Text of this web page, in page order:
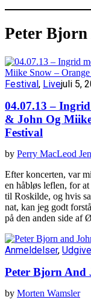
Peter
Festival, Livejuli 5,
04.07.13 –
& John Og
Festival
by Perry MacLeod
Efter koncerten, var
en håbløs leflen, for
til Roskilde, og hvis
nat, kan jeg godt
på den anden side af
Anmeldelser,
Peter Bjorn And
by Morten Wamsler